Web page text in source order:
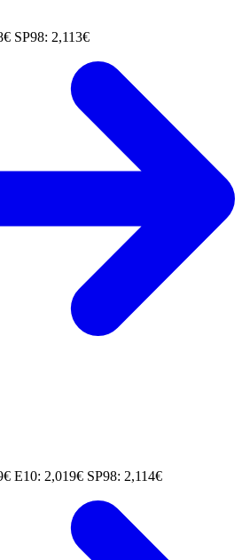
SP98: 2,113€
E10: 2,019€ SP98: 2,114€